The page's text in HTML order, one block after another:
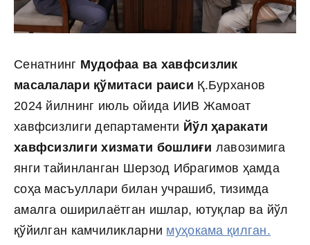
Сенатнинг Мудофаа ва хавфсизлик
масалалари қўмитаси раиси Қ.Бурханов
2024 йилнинг июль ойида ИИВ Жамоат
хавфсизлиги департаменти Йўл ҳаракати
хавфсизлиги хизмати бошлиғи лавозимига
янги тайинланган Шерзод Ибрагимов ҳамда
соҳа масъуллари билан учрашиб, тизимда
амалга оширилаётган ишлар, ютуқлар ва йўл
қўйилган камчиликларни муҳокама қилган.